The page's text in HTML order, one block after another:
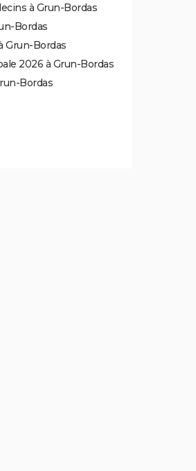
à Grun-Bordas
Bordas
Grun-Bordas
2026 à Grun-Bordas
Bordas